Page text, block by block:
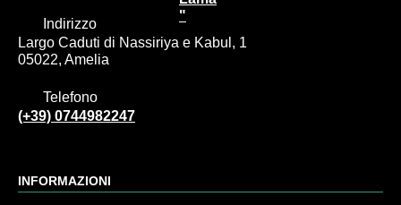
Indirizzo
Largo Caduti di Nassiriya e Kabul, 1
05022, Amelia
Telefono
(+39) 0744982247
INFORMAZIONI